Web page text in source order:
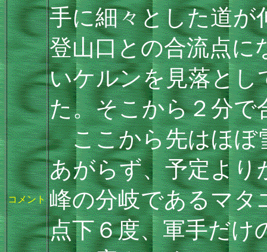
コメント
手に細々とした道が
登山口との合流点に
いケルンを見落とし
た。そこから２分で
ここから先はほぼ
あがらず、予定より
峰の分岐であるマタ
点下６度、軍手だけ